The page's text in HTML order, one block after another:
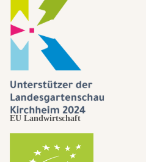
EU Landwirtschaft